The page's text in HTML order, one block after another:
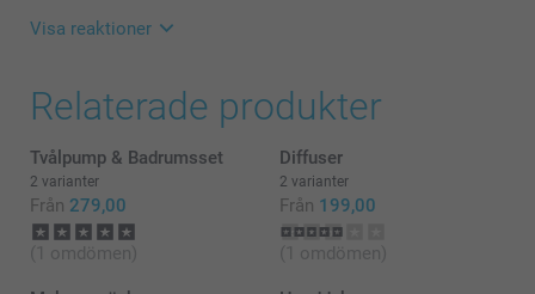
Visa reaktioner
10:36
Stort tack för dina ⭐️⭐️⭐️⭐️⭐️ och omdöme, vi hoppas
att din vän av gåvan kommer att bli nöjd med
gåvosetet, en perfekt present!
Vi önskar dig en fin dag!
Varma hälsningar,
Miia @smartphoto
Relaterade produkter
Tvålpump & Badrumsset
2 varianter
Från 279,00
(1 omdömen)
Diffuser
2 varianter
Från 199,00
(1 omdömen)